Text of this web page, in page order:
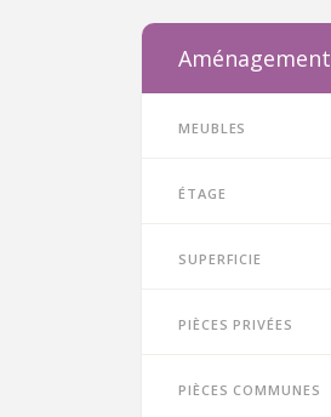
Aménagement
Meubles
Étage
Superficie
Pièces privées
Pièces communes